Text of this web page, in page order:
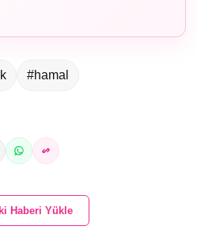
#hamal
Haberi Yükle